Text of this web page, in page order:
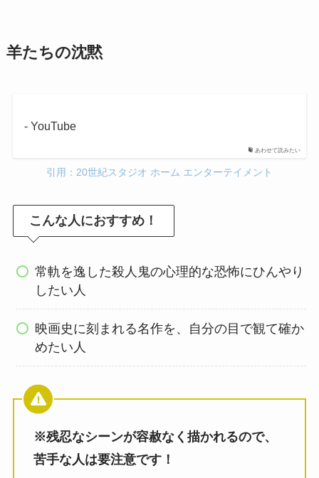
羊たちの沈黙
あわせて読みたい
- YouTube
引用：20世紀スタジオ ホーム エンターテイメント
こんな人におすすめ！
常軌を逸した殺人鬼の心理的な恐怖にひんやり
したい人
映画史に刻まれる名作を、自分の目で観て確か
めたい人
※残忍なシーンが容赦なく描かれるので、
苦手な人は要注意です！